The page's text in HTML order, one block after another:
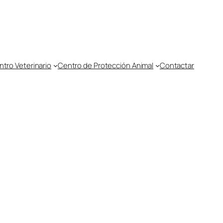
Veterinario Centro de Protección Animal Contactar